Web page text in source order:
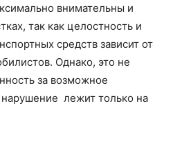
внимательны и
так как целостность и
средств зависит от
Однако, это не
за возможное
лежит только на